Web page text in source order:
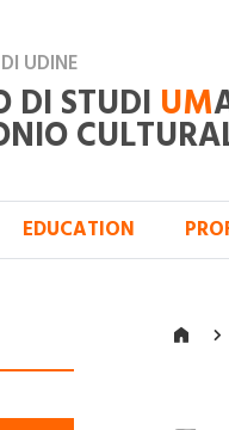
UDINE
DI STUDI UM
EDUCATION